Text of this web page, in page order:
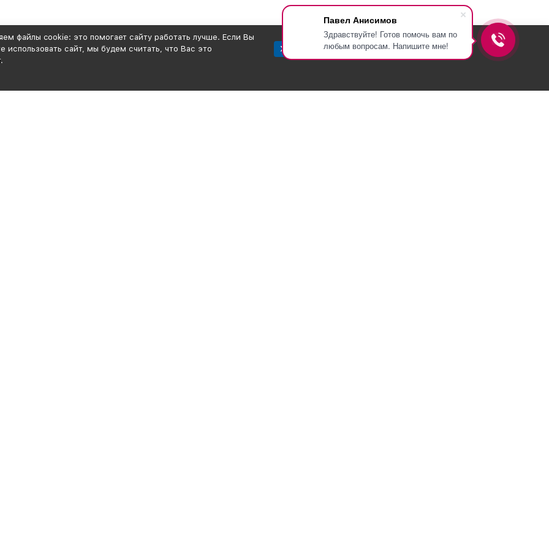
Павел Анисимов
Здравствуйте! Готов помочь вам по
любым вопросам. Напишите мне!
файлы cookie: это помогает сайту работать лучше. Если Вы
использовать сайт, мы будем считать, что Вас это
Хорошо